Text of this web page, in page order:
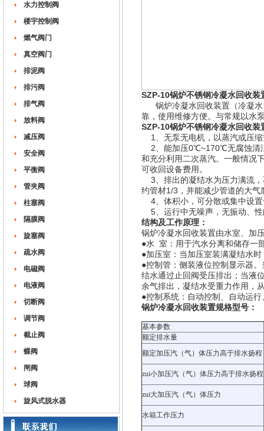
水力控制阀
楼宇控制阀
燃气阀门
真空阀门
排泥阀
排污阀
排气阀
放料阀
减压阀
安全阀
平衡阀
管夹阀
柱塞阀
隔膜阀
旋塞阀
疏水阀
电磁阀
电液阀
切断阀
调节阀
截止阀
蝶阀
闸阀
球阀
旋风式脱水器
SZP-10锅炉不锈钢冷凝水回收装
锅炉冷凝水回收装置（冷凝水
靠，使用维修方便。与常规以水
SZP-10锅炉不锈钢冷凝水回收装
1、无泵无电机，以蒸汽或压
2、能加压0℃~170℃无腐蚀清
和充分利用二次蒸汽。一般情况
可收回设备费用。
3、排出的凝结水为压力满流，
约管材1/3，并能减少管道的大气
4、体积小，可分散或集中设置
5、运行中无噪声，无振动、性
结构及工作原理：
锅炉冷凝水回收装置由水室、加
●水 室：用于汽水分离和储存一
●加压室：当加压室装满凝结水
●控制管：侧装液位控制显示器
结水通过止回阀受压排出；当液
余气排出，凝结水受重力作用，
●控制系统：自动控制、自动运
锅炉冷凝水回收装置规格型号：
基本参数
额定排水量
额定加压汽（气）体压力高于排水扬程
zui小加压汽（气）体压力高于排水扬程
zui大加压汽（气）体压力
水箱工作压力